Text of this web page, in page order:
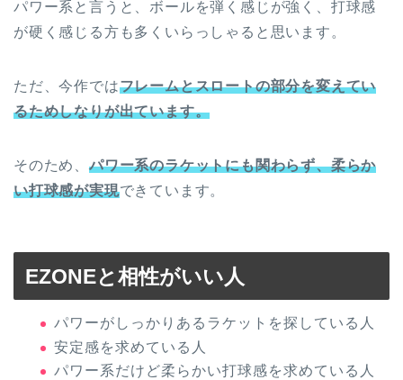
パワー系と言うと、ボールを弾く感じが強く、打球感
が硬く感じる方も多くいらっしゃると思います。
ただ、今作ではフレームとスロートの部分を変えてい
るためしなりが出ています。
そのため、 パワー系のラケットにも関わらず、柔らか
い打球感が実現できています。
EZONEと相性がいい人
パワーがしっかりあるラケットを探している人
安定感を求めている人
パワー系だけど柔らかい打球感を求めている人